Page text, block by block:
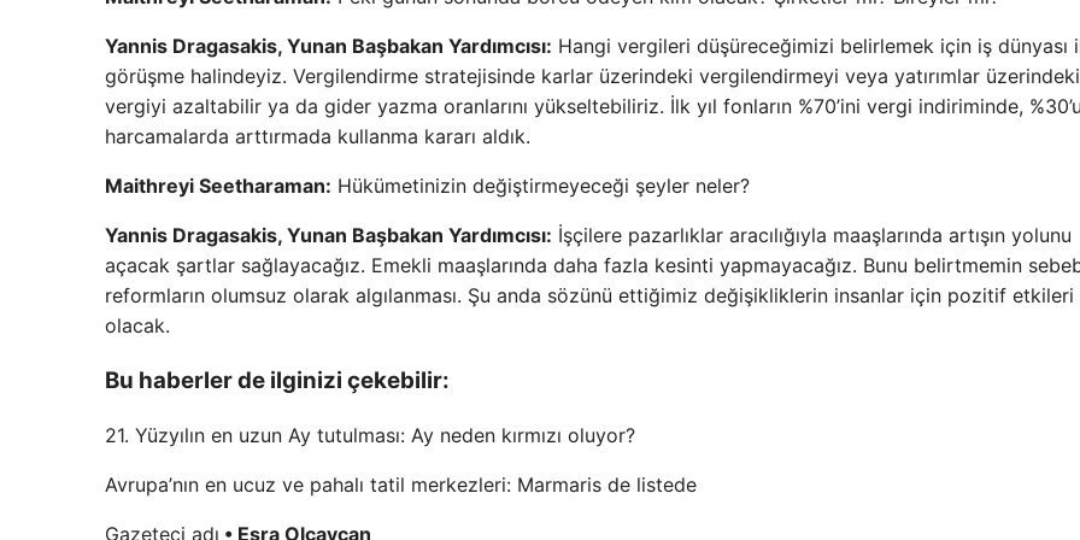
Yannis Dragasakis, Yunan Başbakan Yardımcısı: Hangi vergileri düşüreceğimizi belirlemek için iş dünyası
görüşme halindeyiz. Vergilendirme stratejisinde karlar üzerindeki vergilendirmeyi veya yatırımlar üzerindeki
vergiyi azaltabilir ya da gider yazma oranlarını yükseltebiliriz. İlk yıl fonların %70’ini vergi indiriminde,
harcamalarda arttırmada kullanma kararı aldık.
Maithreyi Seetharaman: Hükümetinizin değiştirmeyeceği şeyler neler?
Yannis Dragasakis, Yunan Başbakan Yardımcısı: İşçilere pazarlıklar aracılığıyla maaşlarında artışın yolunu
açacak şartlar sağlayacağız. Emekli maaşlarında daha fazla kesinti yapmayacağız. Bunu belirtmemin
reformların olumsuz olarak algılanması. Şu anda sözünü ettiğimiz değişikliklerin insanlar için pozitif etkileri
olacak.
Bu haberler de ilginizi çekebilir:
21. Yüzyılın en uzun Ay tutulması: Ay neden kırmızı oluyor?
Avrupa’nın en ucuz ve pahalı tatil merkezleri: Marmaris de listede
Gazeteci adı • Esra Olcaycan